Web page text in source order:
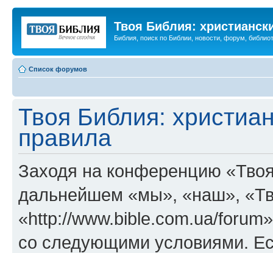
Твоя Библия:
Библия, поиск по Библии, новости, форум,
Список форумов
Твоя Библия:
правила
Заходя на конференцию
дальнейшем «мы», «наш»,
«http://www.bible.com.ua/
со следующими условиями.